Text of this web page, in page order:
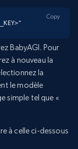
Copy
BabyAGI. Pour
à nouveau la
la
le modèle
simple tel que «
à celle ci-dessous